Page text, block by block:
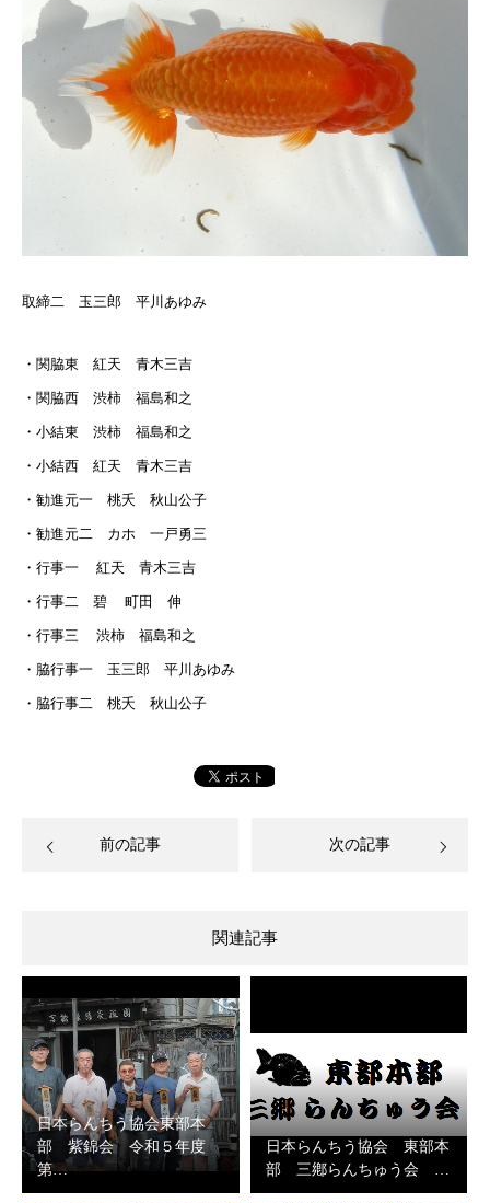
取締二 玉三郎 平川あゆみ
・関脇東 紅天 青木三吉
・関脇西 渋柿 福島和之
・小結東 渋柿 福島和之
・小結西 紅天 青木三吉
・勧進元一 桃夭 秋山公子
・勧進元二 カホ 一戸勇三
・行事一 紅天 青木三吉
・行事二 碧 町田 伸
・行事三 渋柿 福島和之
・脇行事一 玉三郎 平川あゆみ
・脇行事二 桃夭 秋山公子
前の記事 次の記事
関連記事
日本らんちう協会東部本
部 紫錦会 令和５年度
第…
日本らんちう協会 東部本
部 三鄕らんちゅう会 …